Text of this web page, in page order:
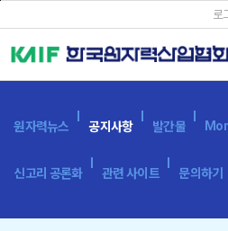
로
원자력뉴스 공지사항 발간물
신고리 공론화 관련 사이트 문의하기